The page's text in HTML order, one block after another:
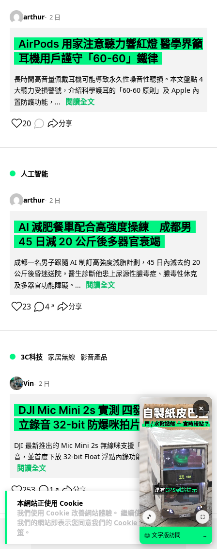
本網站正使用 Cookie
我們使用 Cookie 改善網站體驗。 繼續使用
我們的網站即表示您同意我們的 Cookie 政
策 。
arthur 2 日
AirPods 用家注意聽力響紅燈 醫學界籲
耳機用戶謹守「60-60」鐵律
長時間高音量佩戴耳機可能導致永久性噪音性聽損。本文盤點 4
大聽力受損警號，介紹科學護耳的「60-60 原則」及 Apple 內
置防護功能，...
閱讀全文
20 分享
人工智能
arthur 2 日
AI 減肥餐單配合高強度操練 成都男
45 日減 20 公斤後多器官衰竭
成都一名男子跟隨 AI 制訂高強度減脂計劃，45 日內減去約 20
公斤後昏迷送院。醫生診斷他患上尿源性膿毒症、膿毒性休克
及多器官功能障礙。...
閱讀全文
23 4 ↗ 分享
3C科技 家居無線 影音產品
Vin 2 日
DJI Mic Mini 2s 實測 四發一收同步獨
立錄音 32-bit 防爆咪拍片必備
DJI 最新推出的 Mic Mini 2s 無線咪支援「四發一收」分軌錄
音，並首度下放 32-bit Float 浮點內錄功能。本文經實測其...
閱讀全文
253 1 ↗ 分享
×
🎵 ⛶
📖 文字版訪問 →